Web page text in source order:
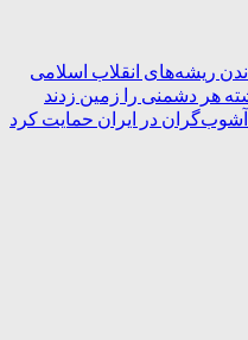
ریشه‌های انقلاب اسلامی
در ایران حمایت کرد